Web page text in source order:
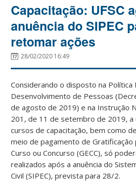
Capacitação: UFSC
anuência do SIPEC
retomar ações
28/02/2020 16:49
Considerando o disposto na Política
Desenvolvimento de Pessoas
de agosto de 2019) e na Instrução
201, de 11 de setembro de 2019,
cursos de capacitação, bem como
meio de pagamento de Gratificação
Curso ou Concurso (GECC), só
realizados após a anuência do
Civil (SIPEC), prevista para 28/2.